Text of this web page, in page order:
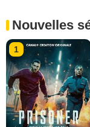
Nouvelles
1